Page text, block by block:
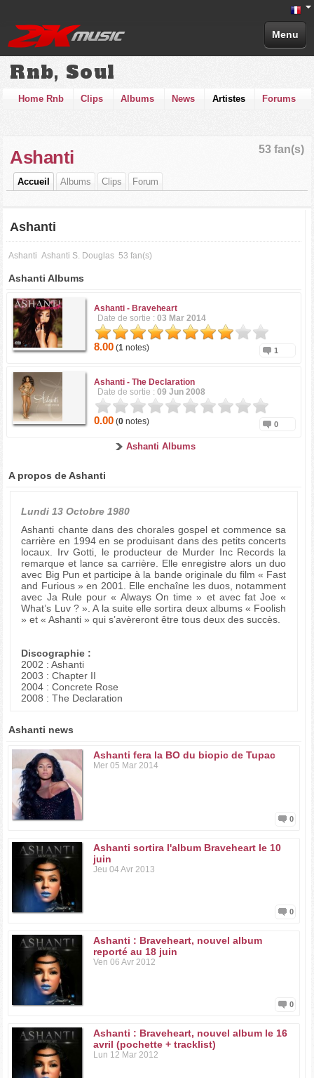
Menu
Rnb, Soul
Home Rnb Clips Albums News Artistes Forums
53 fan(s)
Ashanti
Accueil Albums Clips Forum
Ashanti
Ashanti Ashanti S. Douglas 53 fan(s)
Ashanti Albums
Ashanti - Braveheart
Date de sortie :03 Mar 2014
8.00 (1 notes) 1
Ashanti -The Declaration
Date de sortie :09 Jun 2008
0.00 (0 notes) 0
Ashanti Albums
A propos de Ashanti
Lundi 13 Octobre 1980
Ashanti chante dans des chorales gospel et commence sa
carrière en 1994 en se produisant dans des petits concerts
locaux. Irv Gotti, le producteur de Murder Inc Records la
remarque et lance sa carrière. Elle enregistre alors un duo
avec Big Pun et participe à la bande originale du film « Fast
and Furious » en 2001. Elle enchaîne les duos, notamment
avec Ja Rule pour « Always On time » et avec fat Joe «
What’s Luv ? ». A la suite elle sortira deux albums « Foolish
» et « Ashanti » qui s’avèreront être tous deux des succès.
Discographie :
2002 : Ashanti
2003 : Chapter II
2004 : Concrete Rose
2008 : The Declaration
Ashanti news
Ashanti fera la BO du biopic de Tupac
Mer 05 Mar 2014
0
Ashanti sortira l'album Braveheart le 10
juin
Jeu 04 Avr 2013
0
Ashanti : Braveheart, nouvel album
reporté au 18 juin
Ven 06 Avr 2012
0
Ashanti : Braveheart, nouvel album le 16
avril (pochette + tracklist)
Lun 12 Mar 2012